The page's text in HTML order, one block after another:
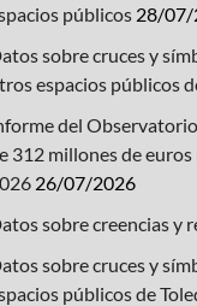
públicos 28/07/
sobre cruces y
espacios públicos
del
312 millones de
26/07/2026
sobre creencias y
sobre cruces y
públicos de